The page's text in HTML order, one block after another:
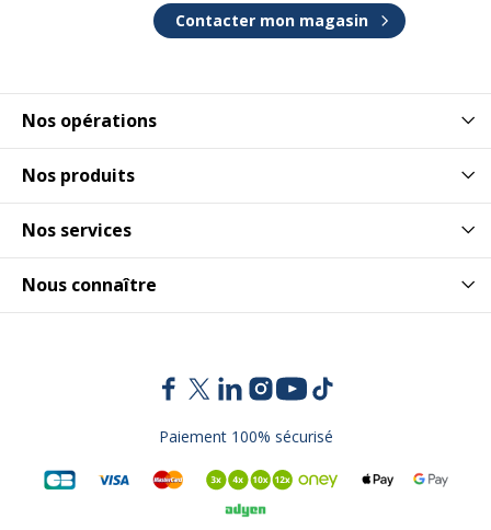
Nos opérations
Nos produits
Nos services
Nous connaître
Contacter mon magasin
Paiement 100% sécurisé